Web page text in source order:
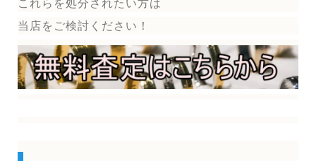
これらを処分されたい方は
当店をご検討ください！